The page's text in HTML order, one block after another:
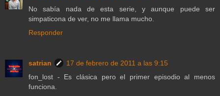
No sabía nada de esta serie, y aunque puede ser
simpaticona de ver, no me llama mucho.
Responder
satrian
17 de febrero de 2011 a las 9:15
fon_lost - Es clásica pero el primer episodio al menos
funciona.